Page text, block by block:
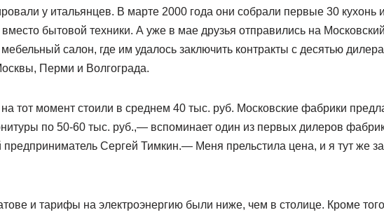
у итальянцев. В марте 2000 года они собрали первые 30 кухонь
бытовой техники. А уже в мае друзья отправились на Московский
салон, где им удалось заключить контракты с десятью
Перми и Волгограда.
тот момент стоили в среднем 40 тыс. руб. Московские фабрики
по 50-60 тыс. руб.,— вспоминает один из первых дилеров
Сергей Тимкин.— Меня прельстила цена, и я тут же
и тарифы на электроэнергию были ниже, чем в столице. Кроме